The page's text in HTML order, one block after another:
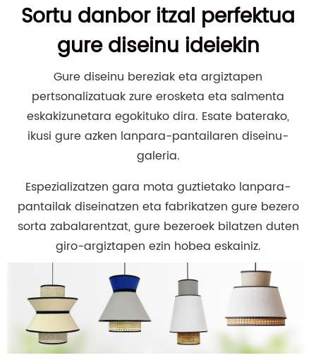
Sortu danbor itzal perfektua
gure diseinu ideiekin
Gure diseinu bereziak eta argiztapen
pertsonalizatuak zure erosketa eta salmenta
eskakizunetara egokituko dira. Esate baterako,
ikusi gure azken lanpara-pantailaren diseinu-
galeria.
Espezializatzen gara mota guztietako lanpara-
pantailak diseinatzen eta fabrikatzen gure bezero
sorta zabalarentzat, gure bezeroek bilatzen duten
giro-argiztapen ezin hobea eskainiz.